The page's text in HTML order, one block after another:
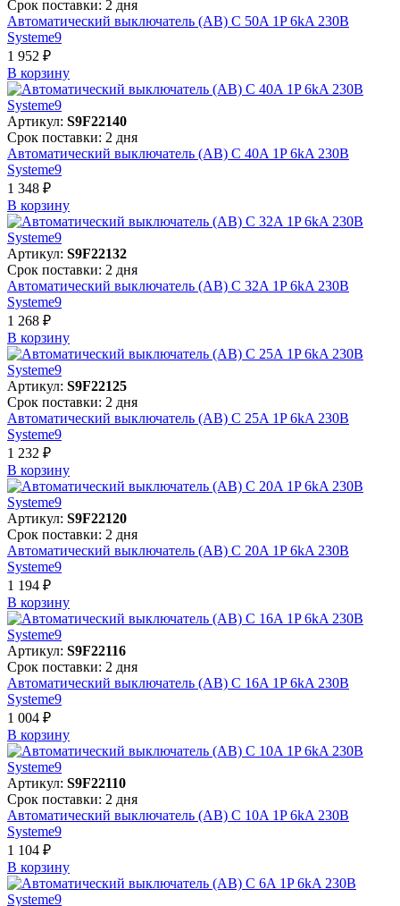
Срок поставки: 2 дня
Автоматический выключатель (АВ) C 50A 1P 6kA 230В
Systeme9
1 952 ₽
В корзинy
Артикул: S9F22140
Срок поставки: 2 дня
Автоматический выключатель (АВ) C 40A 1P 6kA 230В
Systeme9
1 348 ₽
В корзинy
Артикул: S9F22132
Срок поставки: 2 дня
Автоматический выключатель (АВ) C 32A 1P 6kA 230В
Systeme9
1 268 ₽
В корзинy
Артикул: S9F22125
Срок поставки: 2 дня
Автоматический выключатель (АВ) C 25A 1P 6kA 230В
Systeme9
1 232 ₽
В корзинy
Артикул: S9F22120
Срок поставки: 2 дня
Автоматический выключатель (АВ) C 20A 1P 6kA 230В
Systeme9
1 194 ₽
В корзинy
Артикул: S9F22116
Срок поставки: 2 дня
Автоматический выключатель (АВ) C 16A 1P 6kA 230В
Systeme9
1 004 ₽
В корзинy
Артикул: S9F22110
Срок поставки: 2 дня
Автоматический выключатель (АВ) C 10A 1P 6kA 230В
Systeme9
1 104 ₽
В корзинy